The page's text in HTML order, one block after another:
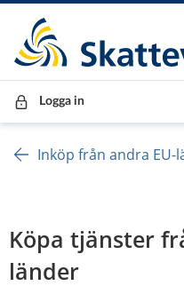
Till innehåll
Till navigationen
Till chattrobot
Logga in
Inköp från andra EU-
Köpa tjänster
länder